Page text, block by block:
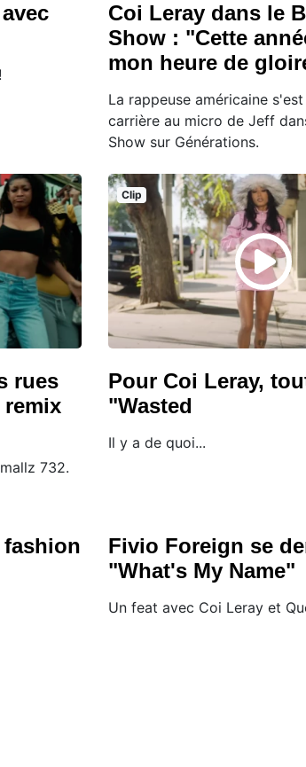
Coi Leray dans le
Show : "Cette
mon heure de
La rappeuse américaine
carrière au micro de Jeff
Show sur Générations.
rues
remix
732.
Clip
Pour Coi Leray,
"Wasted
Il y a de quoi...
fashion
Fivio Foreign se
"What's My Name"
Un feat avec Coi Leray et